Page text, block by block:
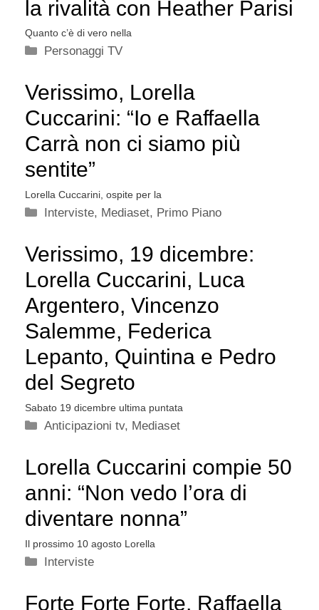
la rivalità con Heather Parisi
Quanto c’è di vero nella
Categorie
Personaggi TV
Verissimo, Lorella
Cuccarini: “Io e Raffaella
Carrà non ci siamo più
sentite”
Lorella Cuccarini, ospite per la
Categorie
Interviste, Mediaset, Primo Piano
Verissimo, 19 dicembre:
Lorella Cuccarini, Luca
Argentero, Vincenzo
Salemme, Federica
Lepanto, Quintina e Pedro
del Segreto
Sabato 19 dicembre ultima puntata
Categorie
Anticipazioni tv, Mediaset
Lorella Cuccarini compie 50
anni: “Non vedo l’ora di
diventare nonna”
Il prossimo 10 agosto Lorella
Categorie
Interviste
Forte Forte Forte, Raffaella